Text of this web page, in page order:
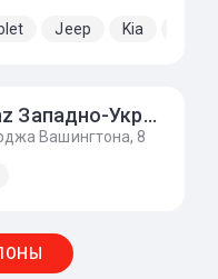
Jeep Kia
Mercedes-Benz Западно-Украинский Автомобильный Дом
Вашингтона, 8